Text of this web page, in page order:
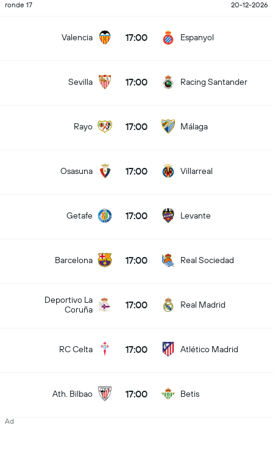
ronde 17 20-12-2026
Valencia 17:00 Espanyol
Sevilla 17:00 Racing Santander
Rayo 17:00 Málaga
Osasuna 17:00 Villarreal
Getafe 17:00 Levante
Barcelona 17:00 Real Sociedad
Deportivo La
Coruña
17:00 Real Madrid
RC Celta 17:00 Atlético Madrid
Ath. Bilbao 17:00 Betis
Ad